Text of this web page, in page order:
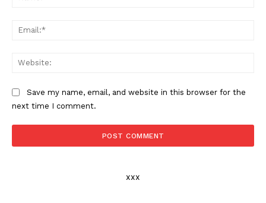
Save my name, email, and website in this browser for the
next time I comment.
xxx